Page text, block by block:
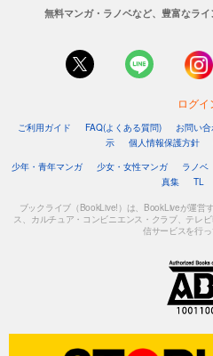
無料マンガ・ラノベなど、豊富なラ
ログイ
ご利用ガイド FAQ(よくある質問) お問い
示
個人情報保護方針
少年・青年マンガ
少女・女性マンガ ラノベ
真集
TL
ブックライブ（BookLive!）は、BookLiveが運営
ス、カルチュア・コンビニエンス・クラブ、テレ
信サービスを行っ